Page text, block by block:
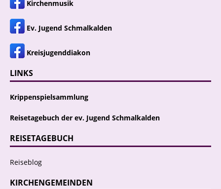
Kirchenmusik
Ev. Jugend Schmalkalden
Kreisjugenddiakon
LINKS
Krippenspielsammlung
Reisetagebuch der ev. Jugend Schmalkalden
REISETAGEBUCH
Reiseblog
KIRCHENGEMEINDEN